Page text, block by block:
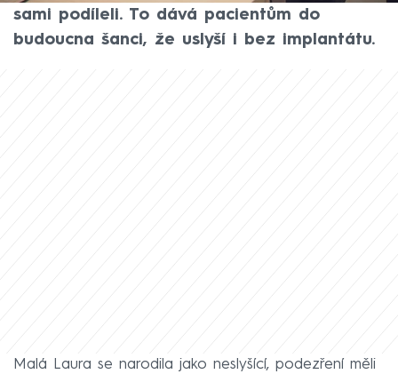
sami podíleli. To dává pacientům do
budoucna šanci, že uslyší i bez implantátu.
Malá Laura se narodila jako neslyšící, podezření měli